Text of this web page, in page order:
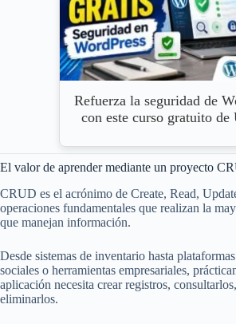
Refuerza la seguridad de
con este curso gratuito de
El valor de aprender mediante un proyecto
CRUD es el acrónimo de Create, Read,
operaciones fundamentales que realizan la
que manejan información.
Desde sistemas de inventario hasta
sociales o herramientas empresariales,
aplicación necesita crear registros,
eliminarlos.